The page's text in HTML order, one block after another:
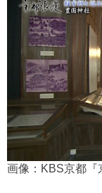
画像：KBS京都『